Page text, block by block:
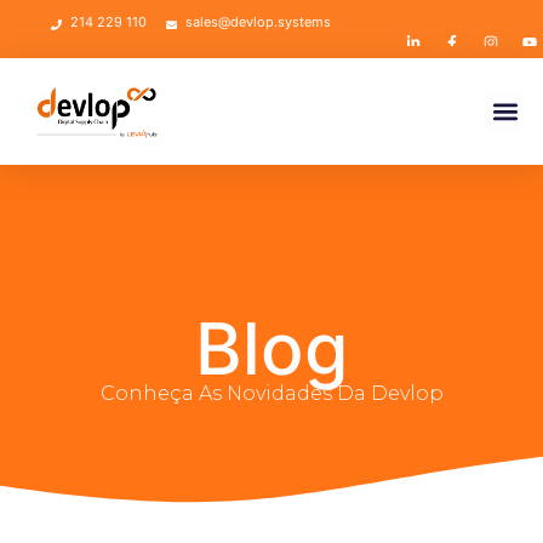
214 229 110 sales@devlop.systems
Blog
Conheça As Novidades Da Devlop